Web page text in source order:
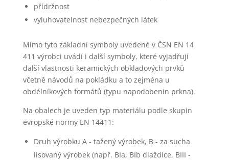
přídržnost
vyluhovatelnost nebezpečných látek
Mimo tyto základní symboly uvedené v ČSN EN 14
411 výrobci uvádí i další symboly, které vyjadřují
další vlastnosti keramických obkladových prvků
včetně návodů na pokládku a to zejména u
obdélníkových formátů (typu napodobenin prkna).
Na obalech je uveden typ materiálu podle skupin
evropské normy EN 14411:
Druh výrobku A - tažený výrobek, B - za sucha
lisovaný výrobek (např. BIa, BIb dlaždice, BIII -